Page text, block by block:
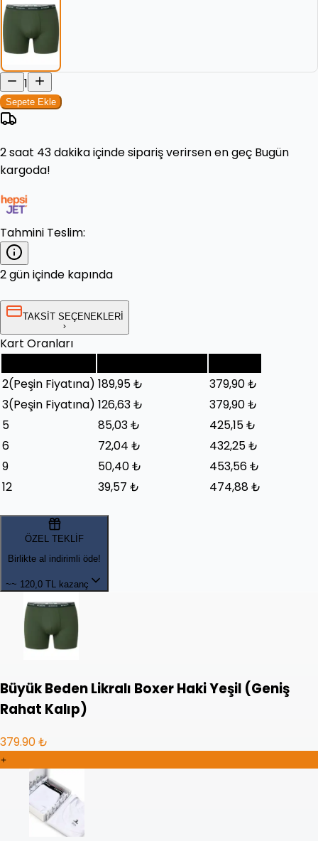
1
Sepete Ekle
2 saat 43 dakikaiçinde sipariş verirsen en geç Bugün
kargoda!
Tahmini Teslim:
2 gün içinde kapında
TAKSİT SEÇENEKLERİ
Kart Oranları
2(Peşin Fiyatına) 189,95 ₺
379,90 ₺
3(Peşin Fiyatına) 126,63 ₺
379,90 ₺
5
85,03 ₺
425,15 ₺
6
72,04 ₺
432,25 ₺
9
50,40 ₺
453,56 ₺
12
39,57 ₺ 474,88 ₺
ÖZEL TEKLİF
Birlikte al indirimli öde!
~~ 120,0 TL kazanç
Büyük Beden Likralı Boxer Haki Yeşil (Geniş
Rahat Kalıp)
379.90 ₺